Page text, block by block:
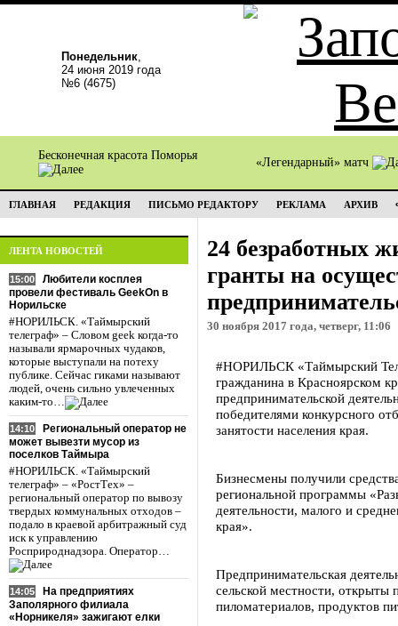
Понедельник,
24 июня 2019 года
№6 (4675)
Бесконечная красота Поморья
«Легендарный» матч
ГЛАВНАЯ РЕДАКЦИЯ ПИСЬМО РЕДАКТОРУ РЕКЛАМА АРХИВ
ЛЕНТА НОВОСТЕЙ
15:00
Любители косплея
провели фестиваль GeekOn в
Норильске
#НОРИЛЬСК. «Таймырский
телеграф» – Словом geek когда-то
называли ярмарочных чудаков,
которые выступали на потеху
публике. Сейчас гиками называют
людей, очень сильно увлеченных
каким-то…
14:10
Региональный оператор не
может вывезти мусор из
поселков Таймыра
#НОРИЛЬСК. «Таймырский
телеграф» – «РостТех» –
региональный оператор по вывозу
твердых коммунальных отходов –
подало в краевой арбитражный суд
иск к управлению
Росприроднадзора. Оператор…
14:05
На предприятиях
Заполярного филиала
«Норникеля» зажигают елки
24 безработных
гранты на
30 ноября 2017 года, четверг, 11:06
#НОРИЛЬСК «Таймырский
гражданина в Красноярском
предпринимательской
победителями конкурсного
занятости населения края.
Бизнесмены получили
региональной программы
деятельности, малого и
края».
Предпринимательская
сельской местности, открыты
пиломатериалов, продуктов